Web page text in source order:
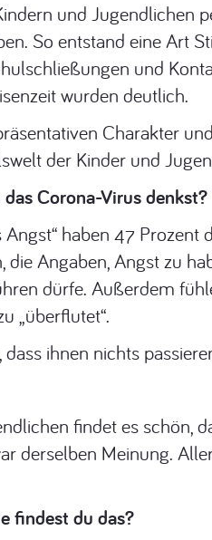
und Jugendlichen
So entstand eine Art
und
wurden deutlich.
Charakter
der Kinder und
Corona-Virus denkst?
haben 47
Angaben, Angst zu
dürfe. Außerdem
„überflutet“.
ihnen nichts
findet es schön,
derselben Meinung.
findest du das?